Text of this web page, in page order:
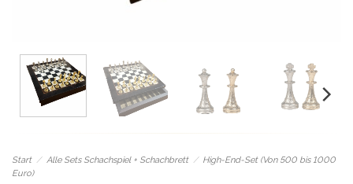
Start / Alle Sets Schachspiel + Schachbrett / High-End-Set (Von 500 bis 1000
Euro)